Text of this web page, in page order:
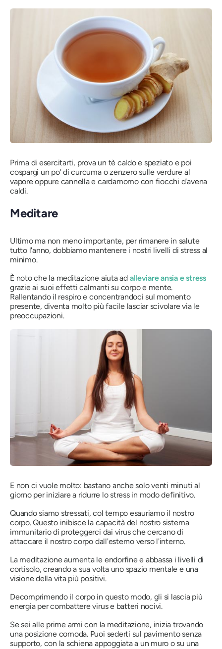
Prima di esercitarti, prova un tè caldo e speziato e poi
cospargi un po' di curcuma o zenzero sulle verdure al
vapore oppure cannella e cardamomo con fiocchi d'avena
caldi.
Meditare
Ultimo ma non meno importante, per rimanere in salute
tutto l'anno, dobbiamo mantenere i nostri livelli di stress al
minimo.
È noto che la meditazione aiuta ad alleviare ansia e stress
grazie ai suoi effetti calmanti su corpo e mente.
Rallentando il respiro e concentrandoci sul momento
presente, diventa molto più facile lasciar scivolare via le
preoccupazioni.
E non ci vuole molto: bastano anche solo venti minuti al
giorno per iniziare a ridurre lo stress in modo definitivo.
Quando siamo stressati, col tempo esauriamo il nostro
corpo. Questo inibisce la capacità del nostro sistema
immunitario di proteggerci dai virus che cercano di
attaccare il nostro corpo dall'esterno verso l'interno.
La meditazione aumenta le endorfine e abbassa i livelli di
cortisolo, creando a sua volta uno spazio mentale e una
visione della vita più positivi.
Decomprimendo il corpo in questo modo, gli si lascia più
energia per combattere virus e batteri nocivi.
Se sei alle prime armi con la meditazione, inizia trovando
una posizione comoda. Puoi sederti sul pavimento senza
supporto, con la schiena appoggiata a un muro o su una